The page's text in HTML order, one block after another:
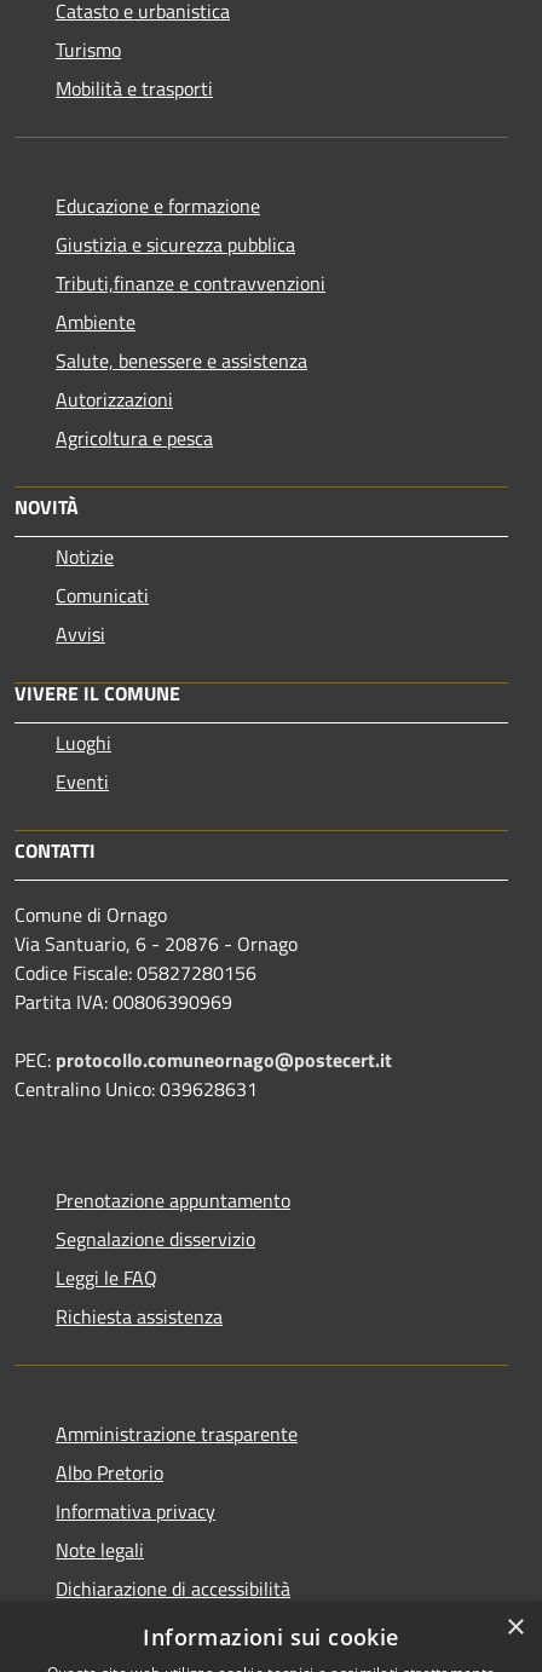
Catasto e urbanistica
Turismo
Mobilità e trasporti
Educazione e formazione
Giustizia e sicurezza pubblica
Tributi,finanze e contravvenzioni
Ambiente
Salute, benessere e assistenza
Autorizzazioni
Agricoltura e pesca
NOVITÀ
Notizie
Comunicati
Avvisi
VIVERE IL COMUNE
Luoghi
Eventi
CONTATTI
Comune di Ornago
Via Santuario, 6 - 20876 - Ornago
Codice Fiscale: 05827280156
Partita IVA: 00806390969
PEC: protocollo.comuneornago@postecert.it
Centralino Unico: 039628631
Prenotazione appuntamento
Segnalazione disservizio
Leggi le FAQ
Richiesta assistenza
Amministrazione trasparente
Albo Pretorio
Informativa privacy
Note legali
Dichiarazione di accessibilità
Obiettivi di accessibilità
×
Informazioni sui cookie